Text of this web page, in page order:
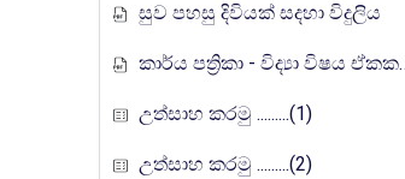
සුව පහසු දිවියක් සදහා විදුලිය
කාර්ය පත්‍රිකා - විද්‍යා විෂය ඒකක සංවර්ධන වැඩසටහන, මතුගම අධ්‍යාපන කලාපය
උත්සාහ කරමු .........(1)
උත්සාහ කරමු .........(2)